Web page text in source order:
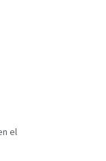
el